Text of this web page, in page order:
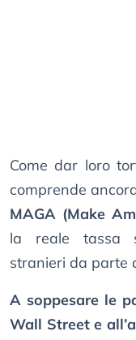
Come dar loro
comprende
MAGA (Make
la reale tassa
stranieri da parte
A soppesare le
Wall Street e